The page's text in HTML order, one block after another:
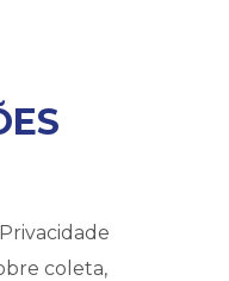
coleta,